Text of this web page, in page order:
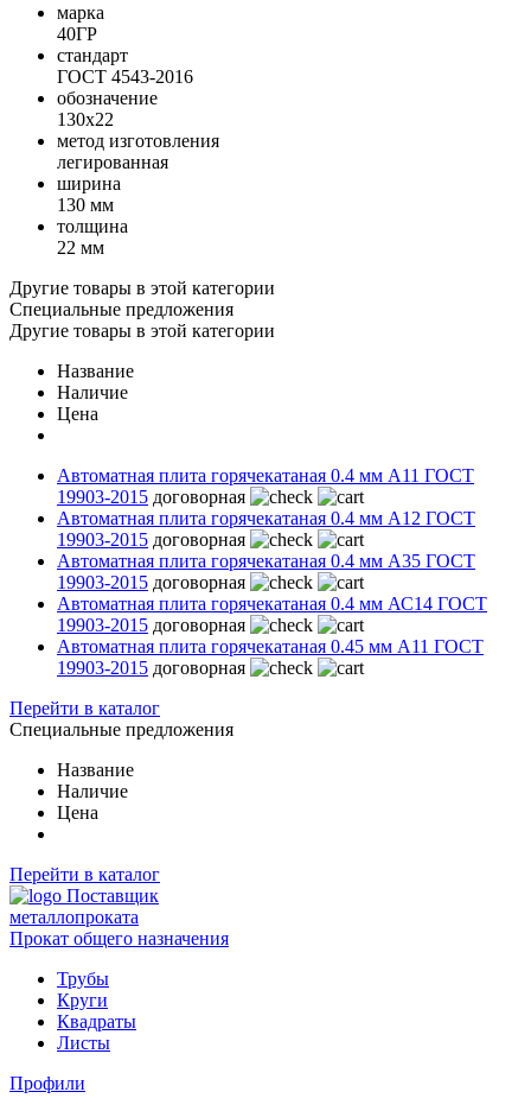
марка
40ГР
стандарт
ГОСТ 4543-2016
обозначение
130х22
метод изготовления
легированная
ширина
130 мм
толщина
22 мм
Другие товары в этой категории
Специальные предложения
Другие товары в этой категории
Название
Наличие
Цена
Автоматная плита горячекатаная 0.4 мм А11 ГОСТ
19903-2015 договорная
Автоматная плита горячекатаная 0.4 мм А12 ГОСТ
19903-2015 договорная
Автоматная плита горячекатаная 0.4 мм А35 ГОСТ
19903-2015 договорная
Автоматная плита горячекатаная 0.4 мм АС14 ГОСТ
19903-2015 договорная
Автоматная плита горячекатаная 0.45 мм А11 ГОСТ
19903-2015 договорная
Перейти в каталог
Специальные предложения
Название
Наличие
Цена
Перейти в каталог
Поставщик
металлопроката
Прокат общего назначения
Трубы
Круги
Квадраты
Листы
Профили